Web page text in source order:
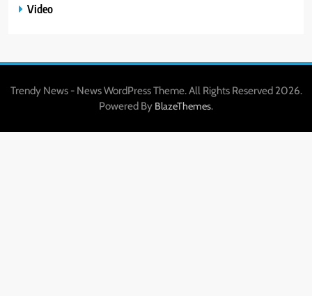
Video
Trendy News - News WordPress Theme. All Rights Reserved 2026.
Powered By BlazeThemes.